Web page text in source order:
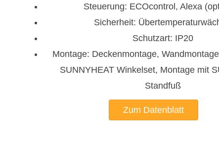
Steuerung: ECOcontrol, Alexa
Sicherheit:
Schutzart: IP20
Montage: Deckenmontage,
SUNNYHEAT Winkelset, Montage mit
Standfuß
Zum Datenblatt